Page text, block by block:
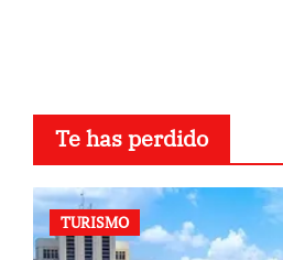
Te has perdido
TURISMO